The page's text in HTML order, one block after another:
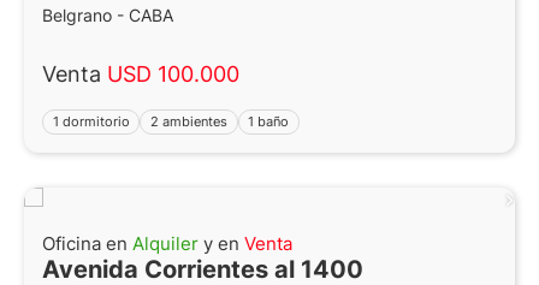
Belgrano - CABA
Venta USD 100.000
1 dormitorio 2 ambientes 1 baño
Oficina en Alquiler y en Venta
Avenida Corrientes al 1400